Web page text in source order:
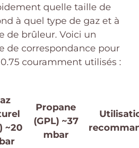
quelle taille de
à quel type de gaz et à
de brûleur. Voici un
de correspondance pour
couramment utilisés :
~20
Propane
(GPL) ~37
mbar